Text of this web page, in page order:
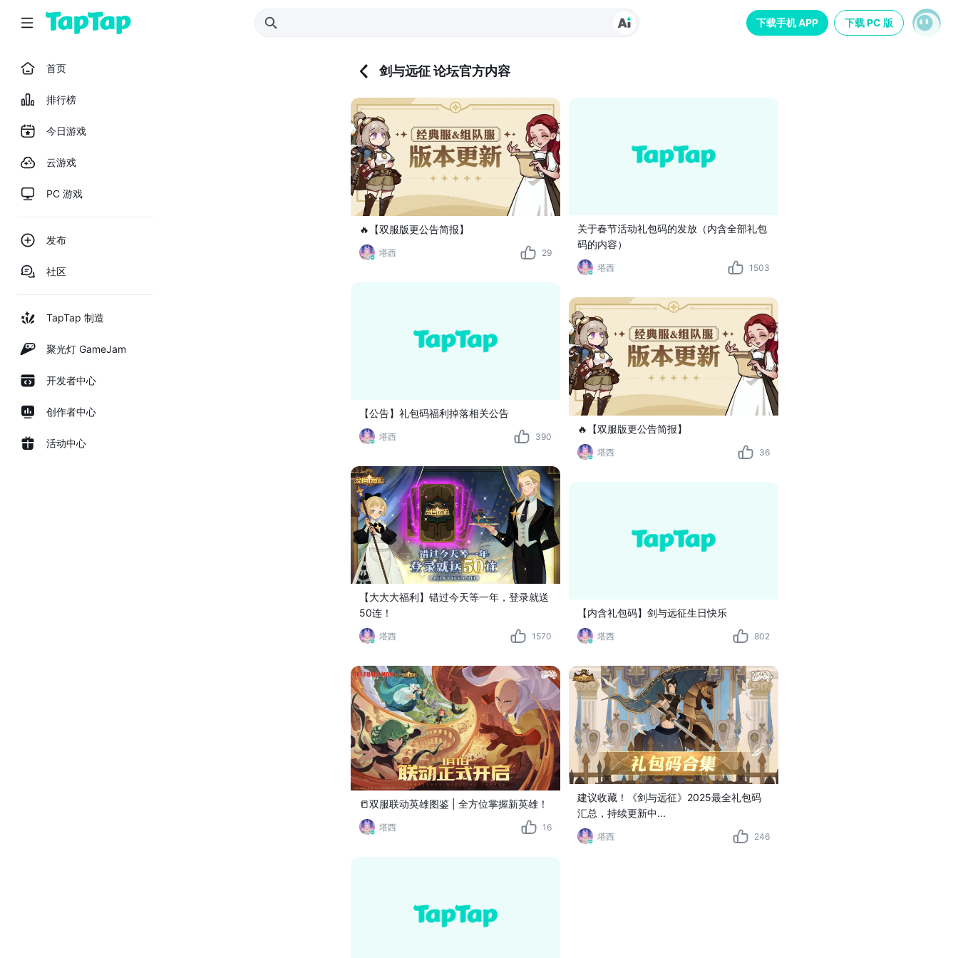
下载手机 APP 下载 PC 版
首页
排行榜
今日游戏
云游戏
PC 游戏
发布
社区
TapTap 制造
聚光灯 GameJam
开发者中心
创作者中心
活动中心
剑与远征 论坛官方内容
🔥【双服版更公告简报】
塔西 29
【公告】礼包码福利掉落相关公告
塔西 390
【大大大福利】错过今天等一年，登录就送
50连！
塔西 1570
📒双服联动英雄图鉴 | 全方位掌握新英雄！
塔西 16
关于春节活动礼包码的发放（内含全部礼包
码的内容）
塔西 1503
🔥【双服版更公告简报】
塔西 36
【内含礼包码】剑与远征生日快乐
塔西 802
建议收藏！《剑与远征》2025最全礼包码
汇总，持续更新中...
塔西 246